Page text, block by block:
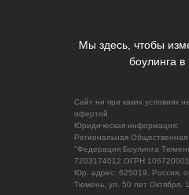
Сайт ни при каких условиях
офертой
Юридическая информация:
Региональная
"Федерация Боулинга
7203174012 ОГРН
Юр. адрес: 625019, Россия,
Тюмень, ул. 50 лет Октября,
Мы здесь, чтобы
боулинга в